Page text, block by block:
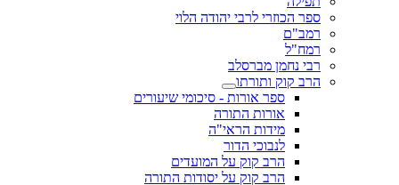
ספר הכוזרי לרבי יהודה הלוי
רמב"ם
רמח"ל
רבי נחמן מברסלב
הרב קוק ותורתו
ספר אורות - סיכומי שיעורים
אורות התורה
מידות הראי"ה
לנבוכי הדור
הרב קוק על המועדים
הרב קוק על יסודות התורה